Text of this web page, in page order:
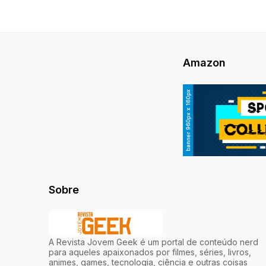
Amazon
Sobre
A Revista Jovem Geek é um portal de conteúdo nerd
para aqueles apaixonados por filmes, séries, livros,
animes, games, tecnologia, ciência e outras coisas